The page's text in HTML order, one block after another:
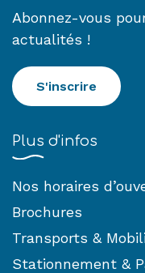
Abonnez-vous
actualités !
S'inscrire
Plus d'infos
Nos horaires
Brochures
Transports &
Stationnement &